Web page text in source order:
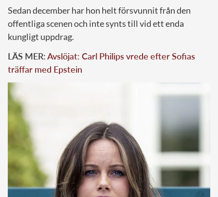
Sedan december har hon helt försvunnit från den
offentliga scenen och inte synts till vid ett enda
kungligt uppdrag.
LÄS MER:Avslöjat: Carl Philips vrede efter Sofias
träffar med Epstein